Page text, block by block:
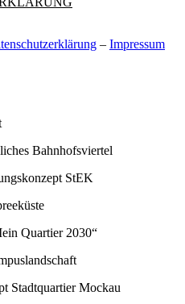
– Impressum
Bahnhofsviertel
StEK
Quartier 2030“
Stadtquartier Mockau